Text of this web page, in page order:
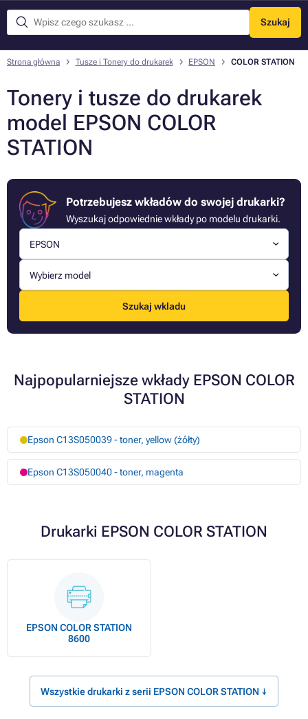
Szukaj
Menu
Strona główna Tusze i Tonery do drukarek EPSON COLOR STATION
Tonery i tusze do drukarek
model EPSON COLOR
STATION
Potrzebujesz wkładów do swojej drukarki?
Wyszukaj odpowiednie wkłady po modelu drukarki.
EPSON
Wybierz model
Szukaj wkladu
Najpopularniejsze wkłady EPSON COLOR
STATION
Epson C13S050039 - toner, yellow (żółty)
Epson C13S050040 - toner, magenta
Drukarki EPSON COLOR STATION
EPSON COLOR STATION
8600
Wszystkie drukarki z serii EPSON COLOR STATION ↓